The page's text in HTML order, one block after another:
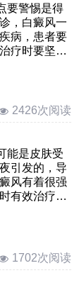
上白癜风如何
要警惕是得
，白癜风一
病，患者要
疗时要坚
2426次阅读
能是皮肤受
引发的，导
风有着很强
有效治疗，
1702次阅读